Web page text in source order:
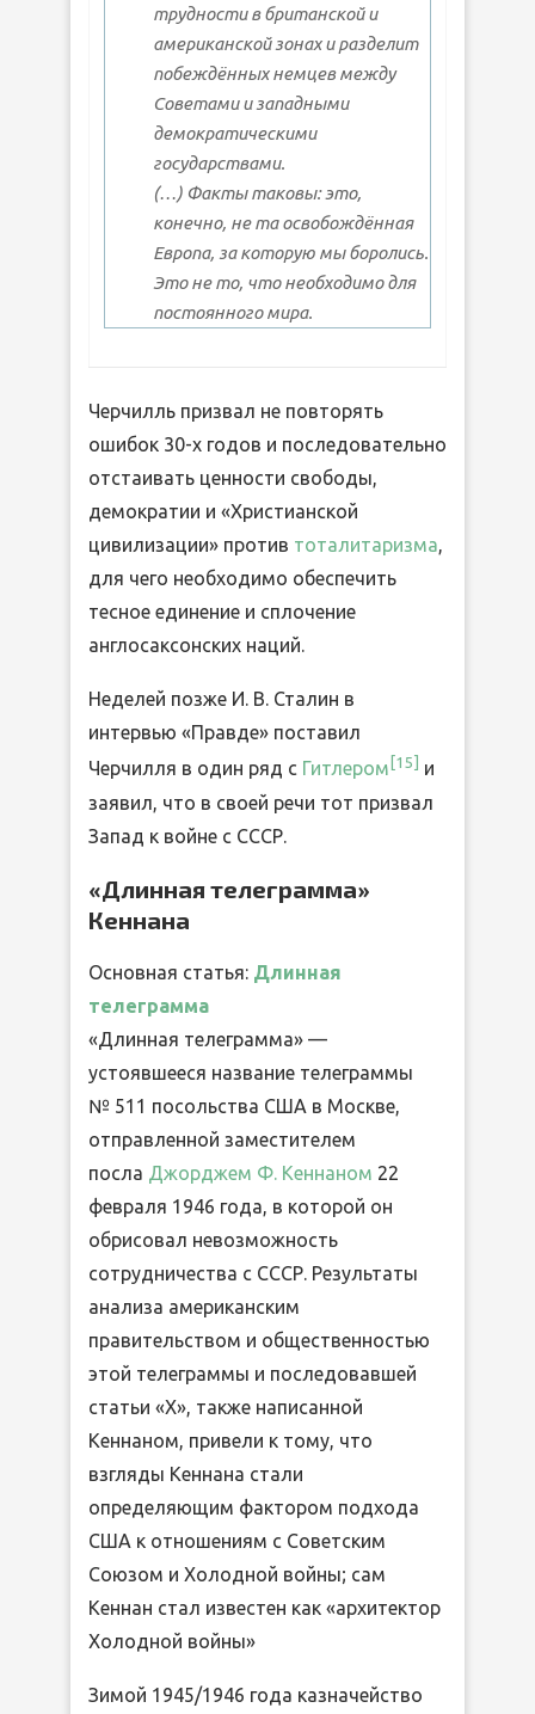
трудности в британской и
американской зонах и разделит
побеждённых немцев между
Советами и западными
демократическими
государствами.
(…) Факты таковы: это,
конечно, не та освобождённая
Европа, за которую мы боролись.
Это не то, что необходимо для
постоянного мира.
Черчилль призвал не повторять
ошибок 30-х годов и последовательно
отстаивать ценности свободы,
демократии и «Христианской
цивилизации» против тоталитаризма,
для чего необходимо обеспечить
тесное единение и сплочение
англосаксонских наций.
Неделей позже И. В. Сталин в
интервью «Правде» поставил
Черчилля в один ряд с Гитлером [15]
и
заявил, что в своей речи тот призвал
Запад к войне с СССР.
«Длинная телеграмма»
Кеннана
Основная статья: Длинная
телеграмма
«Длинная телеграмма» —
устоявшееся название телеграммы
№ 511 посольства США в Москве,
отправленной заместителем
посла Джорджем Ф. Кеннаном 22
февраля 1946 года, в которой он
обрисовал невозможность
сотрудничества с СССР. Результаты
анализа американским
правительством и общественностью
этой телеграммы и последовавшей
статьи «X», также написанной
Кеннаном, привели к тому, что
взгляды Кеннана стали
определяющим фактором подхода
США к отношениям с Советским
Союзом и Холодной войны; сам
Кеннан стал известен как «архитектор
Холодной войны»
Зимой 1945/1946 года казначейство